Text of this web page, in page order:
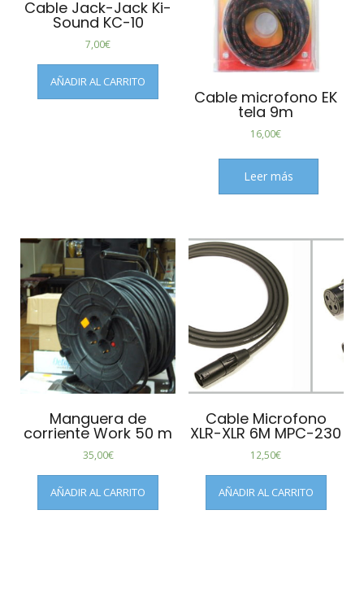
Cable Jack-Jack Ki-
Sound KC-10
7,00€
AÑADIR AL CARRITO
Cable microfono EK
tela 9m
16,00€
Leer más
Manguera de
corriente Work 50 m
35,00€
AÑADIR AL CARRITO
Cable Microfono
XLR-XLR 6M MPC-230
12,50€
AÑADIR AL CARRITO